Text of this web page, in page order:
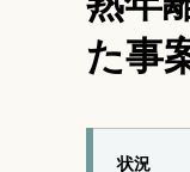
た事
状況